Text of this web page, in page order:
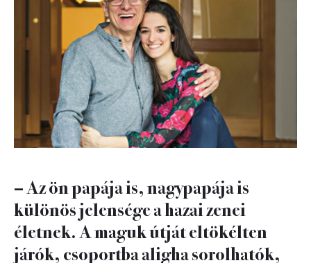
– Az ön papája is, nagypapája is
különös jelensége a hazai zenei
életnek. A maguk útját eltökélten
járók, csoportba aligha sorolhatók,